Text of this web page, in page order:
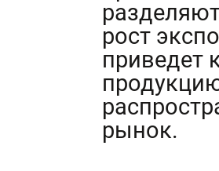
рост
приведет
рынок.